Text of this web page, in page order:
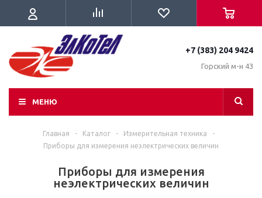
+7 (383) 204 9424
Горский м-н 43
МЕНЮ
Главная - Каталог - Измерительная техника
-
Приборы для измерения неэлектрических величин
Приборы для измерения
неэлектрических величин